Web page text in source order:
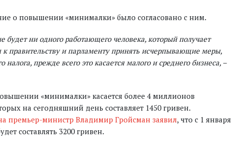
о повышении «минималки» было согласовано с ним.
будет ни одного работающего человека, который получает
правительству и парламенту принять исчерпывающие меры,
прежде всего это касается малого и среднего бизнеса, –
«минималки» касается более 4 миллионов
на сегодняшний день составляет 1450 гривен.
премьер-министр Владимир Гройсман заявил, что с 1 января
составлять 3200 гривен.